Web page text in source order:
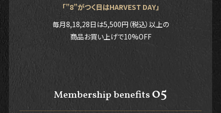
「”8”がつく日はHARVEST DAY」
毎月8,18,28日は5,500円（税込）以上の
商品お買い上げで10%OFF
Membership benefits05